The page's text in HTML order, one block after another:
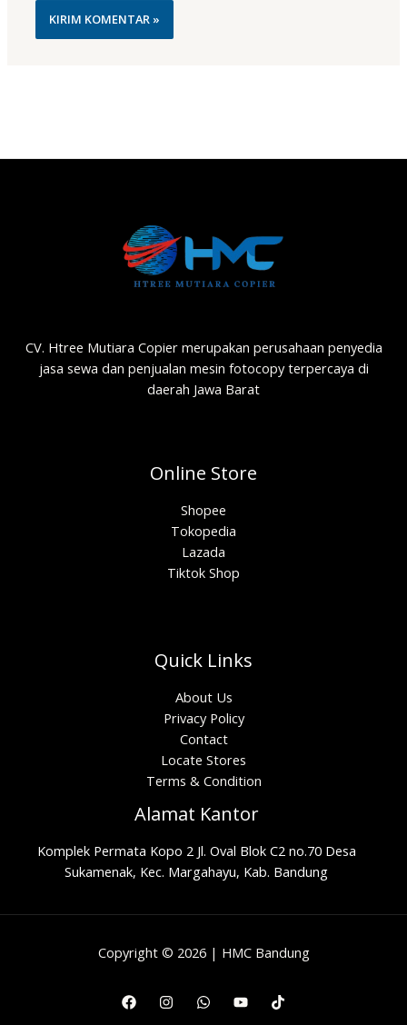
CV. Htree Mutiara Copier merupakan perusahaan penyedia
jasa sewa dan penjualan mesin fotocopy terpercaya di
daerah Jawa Barat
Online Store
Shopee
Tokopedia
Lazada
Tiktok Shop
Quick Links
About Us
Privacy Policy
Contact
Locate Stores
Terms & Condition
Alamat Kantor
Komplek Permata Kopo 2 Jl. Oval Blok C2 no.70 Desa
Sukamenak, Kec. Margahayu, Kab. Bandung
Copyright © 2026 | HMC Bandung